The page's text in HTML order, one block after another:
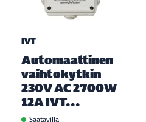
IVT
Automaattinen
vaihtokytkin
230V AC 2700W
12A IVT...
Saatavilla